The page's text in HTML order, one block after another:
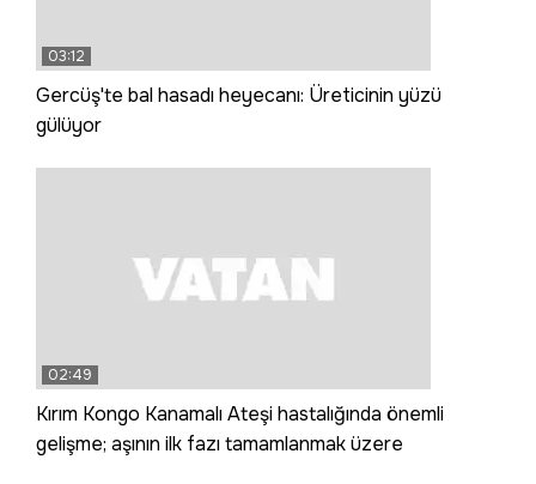
03:12
Gercüş'te bal hasadı heyecanı: Üreticinin yüzü
gülüyor
02:49
Kırım Kongo Kanamalı Ateşi hastalığında önemli
gelişme; aşının ilk fazı tamamlanmak üzere